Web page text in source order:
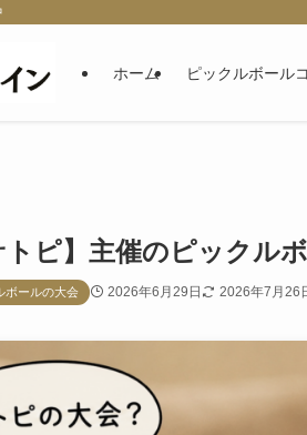
ホーム ピックルボール
ピ】主催のピックル
ボールの大会 2026年6月29日 2026年7月26